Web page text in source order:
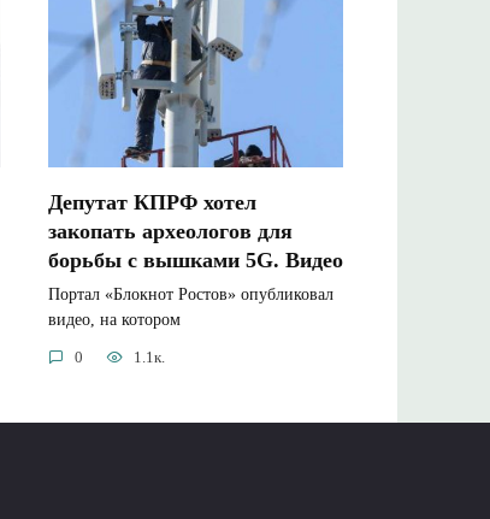
Депутат КПРФ хотел
закопать археологов для
борьбы с вышками 5G. Видео
Портал «Блокнот Ростов» опубликовал
видео, на котором
0 1.1к.